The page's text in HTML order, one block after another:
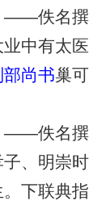
——佚名撰
中有太医
部尚书巢可
——佚名撰
、明崇时
下联典指